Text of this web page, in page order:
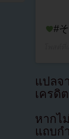
#
แปล
เครดิ
หากไ
แถบก